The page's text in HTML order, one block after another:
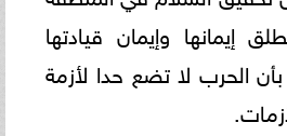
إيمانها وإيمان قيادتها
الحرب لا تضع حدا لأزمة